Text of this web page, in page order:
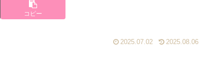
コピー
2025.07.02 2025.08.06